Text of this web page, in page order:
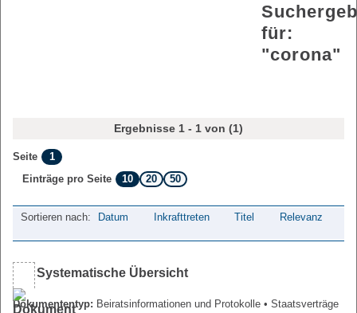
für:
"corona"
Ergebnisse 1 - 1 von (1)
Seite
1
Einträge pro Seite
10 20 50
Sortieren nach: Datum Inkrafttreten Titel Relevanz
Systematische Übersicht
Dokumententyp: Beiratsinformationen und Protokolle • Staatsverträge